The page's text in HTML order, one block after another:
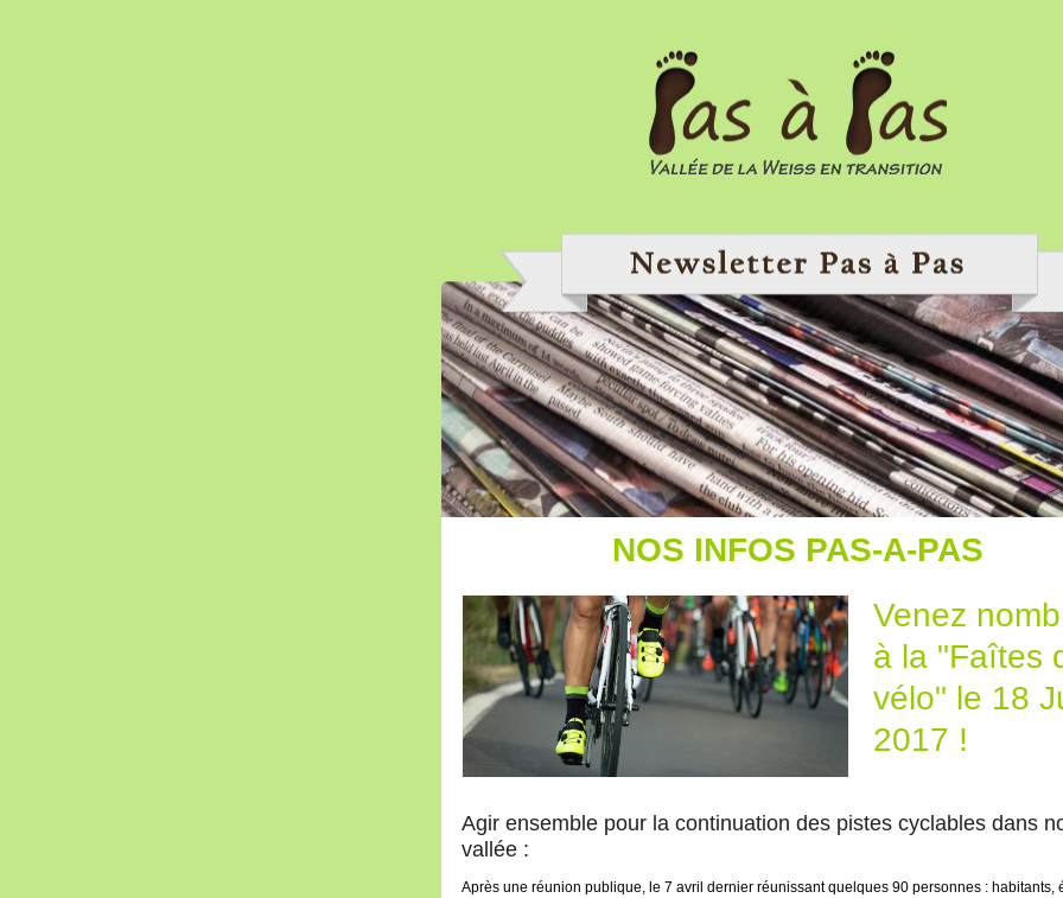
NOS INFOS PAS-A-PAS
Venez
à la "Faîtes
vélo" le 18
2017 !
Agir ensemble pour la continuation des pistes cyclables dans
vallée :
Après une réunion publique, le 7 avril dernier réunissant quelques 90 personnes : habitants,